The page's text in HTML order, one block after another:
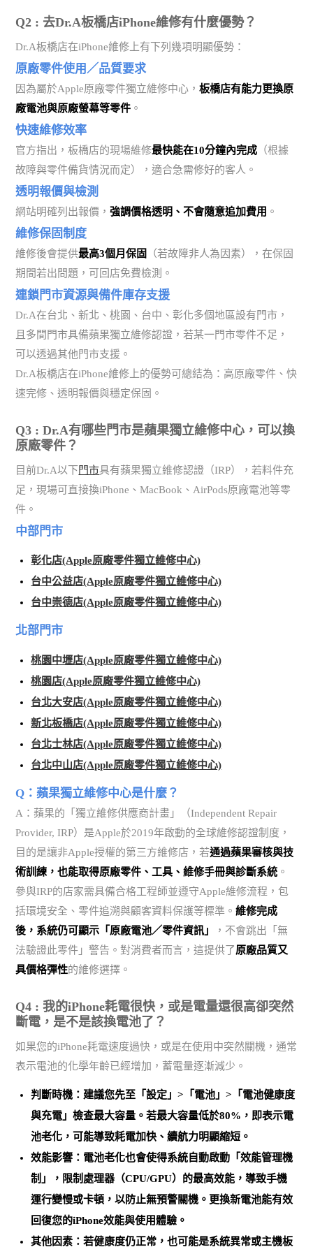
Q2 : 去Dr.A板橋店iPhone維修有什麼優勢？
Dr.A板橋店在iPhone維修上有下列幾項明顯優勢：
原廠零件使用／品質要求
因為屬於Apple原廠零件獨立維修中心，板橋店有能力更換原
廠電池與原廠螢幕等零件 。
快速維修效率
官方指出，板橋店的現場維修最快能在10分鐘內完成 （根據
故障與零件備貨情況而定），適合急需修好的客人。
透明報價與檢測
網站明確列出報價，強調價格透明、不會隨意追加費用 。
維修保固制度
維修後會提供最高3個月保固
（若故障非人為因素），在保固
期間若出問題，可回店免費檢測。
連鎖門市資源與備件庫存支援
Dr.A在台北、新北、桃園、台中、彰化多個地區設有門市，
且多間門市具備蘋果獨立維修認證，若某一門市零件不足，
可以透過其他門市支援。
Dr.A板橋店在iPhone維修上的優勢可總結為：高原廠零件、快
速完修、透明報價與穩定保固。
Q3 : Dr.A有哪些門市是蘋果獨立維修中心，可以換
原廠零件？
目前Dr.A以下 門市具有蘋果獨立維修認證（IRP），若料件充
足，現場可直接換iPhone、MacBook、AirPods原廠電池等零
件。
中部門市
彰化店(Apple原廠零件獨立維修中心)
台中公益店(Apple原廠零件獨立維修中心)
台中崇德店(Apple原廠零件獨立維修中心)
北部門市
桃園中壢店(Apple原廠零件獨立維修中心)
桃園店(Apple原廠零件獨立維修中心)
台北大安店(Apple原廠零件獨立維修中心)
新北板橋店(Apple原廠零件獨立維修中心)
台北士林店(Apple原廠零件獨立維修中心)
台北中山店(Apple原廠零件獨立維修中心)
Q：蘋果獨立維修中心是什麼？
A：蘋果的「獨立維修供應商計畫」（Independent Repair
Provider, IRP）是Apple於2019年啟動的全球維修認證制度，
目的是讓非Apple授權的第三方維修店，若通過蘋果審核與技
術訓練，也能取得原廠零件、工具、維修手冊與診斷系統 。
參與IRP的店家需具備合格工程師並遵守Apple維修流程，包
括環境安全、零件追溯與顧客資料保護等標準。維修完成
後，系統仍可顯示「原廠電池／零件資訊」
，不會跳出「無
法驗證此零件」警告。對消費者而言，這提供了原廠品質又
具價格彈性的維修選擇。
Q4 : 我的iPhone耗電很快，或是電量還很高卻突然
斷電，是不是該換電池了？
如果您的iPhone耗電速度過快，或是在使用中突然關機，通常
表示電池的化學年齡已經增加，蓄電量逐漸減少。
判斷時機：建議您先至「設定」>「電池」>「電池健康度
與充電」檢查最大容量。若最大容量低於80%，即表示電
池老化 ，可能導致耗電加快、續航力明顯縮短。
效能影響：電池老化也會使得系統自動啟動「效能管理機
制」，限制處理器（CPU/GPU）的最高效能，導致手機
運行變慢或卡頓，以防止無預警關機。 更換新電池能有效
回復您的iPhone效能與使用體驗 。
其他因素：若健康度仍正常，也可能是系統異常或主機板